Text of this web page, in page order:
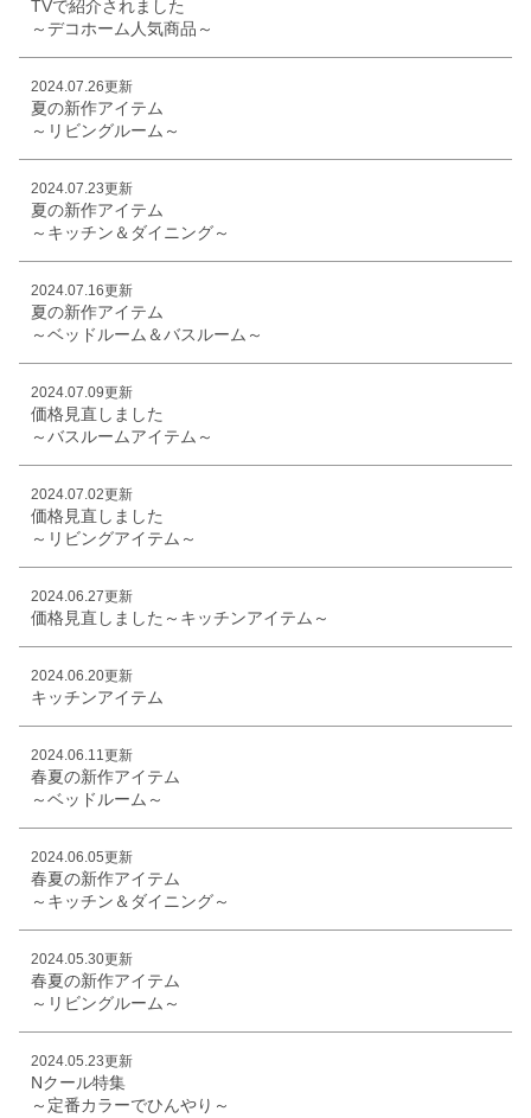
TVで紹介されました
～デコホーム人気商品～
2024.07.26更新
夏の新作アイテム
～リビングルーム～
2024.07.23更新
夏の新作アイテム
～キッチン＆ダイニング～
2024.07.16更新
夏の新作アイテム
～ベッドルーム＆バスルーム～
2024.07.09更新
価格見直しました
～バスルームアイテム～
2024.07.02更新
価格見直しました
～リビングアイテム～
2024.06.27更新
価格見直しました～キッチンアイテム～
2024.06.20更新
キッチンアイテム
2024.06.11更新
春夏の新作アイテム
～ベッドルーム～
2024.06.05更新
春夏の新作アイテム
～キッチン＆ダイニング～
2024.05.30更新
春夏の新作アイテム
～リビングルーム～
2024.05.23更新
Nクール特集
～定番カラーでひんやり～